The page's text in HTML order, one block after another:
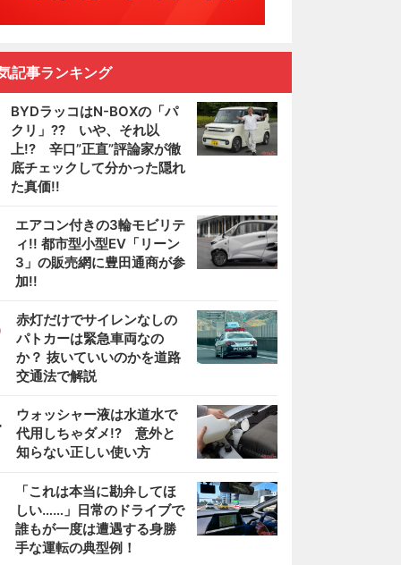
記事ランキング
BYDラッコはN-BOXの「パ
クリ」?? いや、それ以
上!? 辛口”正直”評論家が徹
底チェックして分かった隠れ
た真価!!
エアコン付きの3輪モビリテ
ィ!! 都市型小型EV「リーン
3」の販売網に豊田通商が参
加!!
赤灯だけでサイレンなしの
パトカーは緊急車両なの
か？ 抜いていいのかを道路
交通法で解説
ウォッシャー液は水道水で
代用しちゃダメ!? 意外と
知らない正しい使い方
「これは本当に勘弁してほ
しい……」日常のドライブで
誰もが一度は遭遇する身勝
手な運転の典型例！